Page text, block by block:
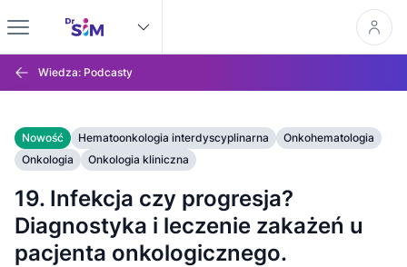
Wiedza: Podcasty
Nowość Hematoonkologia interdyscyplinarna
Onkohematologia
Onkologia
Onkologia kliniczna
19. Infekcja czy progresja?
Diagnostyka i leczenie zakażeń u
pacjenta onkologicznego.